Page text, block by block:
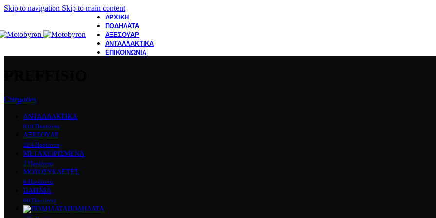
Skip to navigation Skip to main content
ΑΡΧΙΚΗ
ΠΟΔΗΛΑΤΑ
ΑΞΕΣΟΥΑΡ
ΑΝΤΑΛΛΑΚΤΙΚΑ
ΕΠΙΚΟΙΝΩΝΙΑ
Categories
ΑΝΤΑΛΛΑΚΤΙΚΑ
818 Προϊόντα
ΑΞΕΣΟΥAΡ
224 Προϊόντα
ΜΕΤΑΧΕΙΡΙΣΜΕΝΑ
2 Προϊόντα
ΜΟΤΟΣΥΚΛEΤΕΣ
6 Προϊόντα
ΠΑΤΙΝΙΑ
60 Προϊόντα
ΠΟΔΗΛΑΤΑ